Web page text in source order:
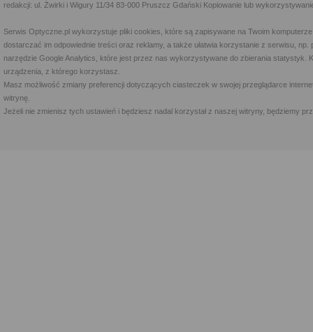
redakcji: ul. Żwirki i Wigury 11/34 83-000 Pruszcz Gdański Kopiowanie lub
Serwis Optyczne.pl wykorzystuje pliki cookies, które są zapisywane na Twoim
dostarczać im odpowiednie treści oraz reklamy, a także ułatwia korzystanie z serwisu,
narzędzie Google Analytics, które jest przez nas wykorzystywane do zbierania statystyk.
urządzenia, z którego korzystasz.
Masz możliwość zmiany preferencji dotyczących ciasteczek w swojej przeglądarce
witrynę.
Jeżeli nie zmienisz tych ustawień i będziesz nadal korzystał z naszej witryny, będziemy